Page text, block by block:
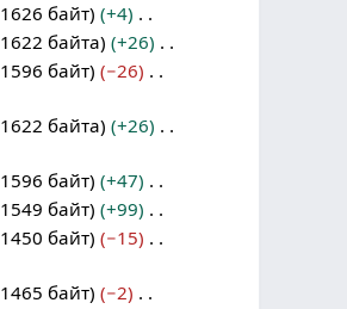
1626 байт
+4
1622 байта
+26
1596 байт
−26
1622 байта
+26
1596 байт
+47
1549 байт
+99
1450 байт
−15
1465 байт
−2